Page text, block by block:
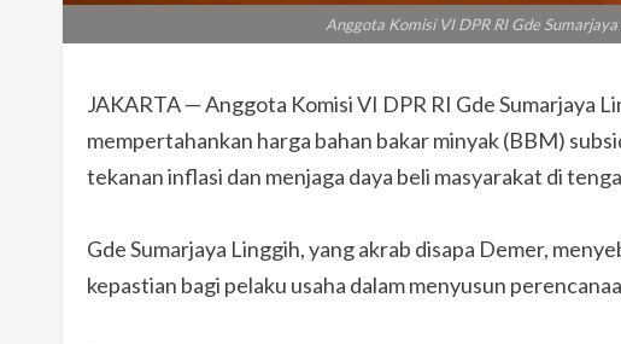
Anggota Komisi VI DPR RI Gde
JAKARTA — Anggota Komisi VI DPR RI Gde Sumarjaya
mempertahankan harga bahan bakar minyak (BBM)
tekanan inflasi dan menjaga daya beli masyarakat di
Gde Sumarjaya Linggih, yang akrab disapa Demer,
kepastian bagi pelaku usaha dalam menyusun